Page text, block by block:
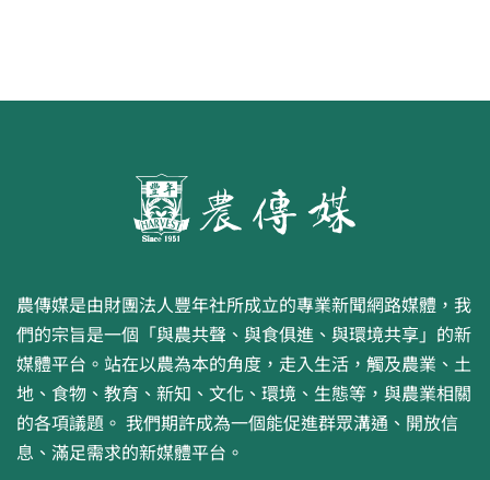
農傳媒是由財團法人豐年社所成立的專業新聞網路媒體，我
們的宗旨是一個「與農共聲、與食俱進、與環境共享」的新
媒體平台。站在以農為本的角度，走入生活，觸及農業、土
地、食物、教育、新知、文化、環境、生態等，與農業相關
的各項議題。 我們期許成為一個能促進群眾溝通、開放信
息、滿足需求的新媒體平台。